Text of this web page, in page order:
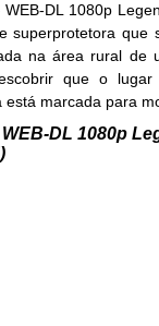
DL 1080p
superprotetora que
na área rural de
que o
marcada para
DL 1080p